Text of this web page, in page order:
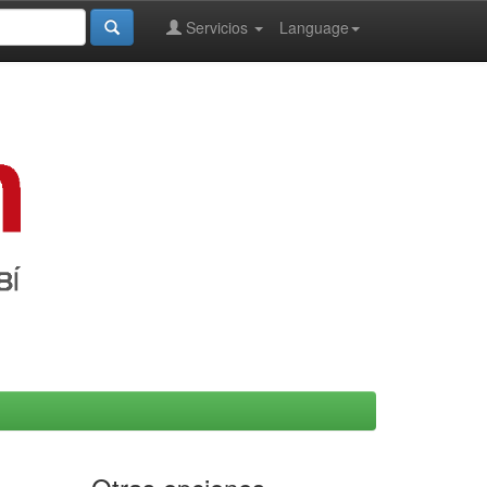
Language
Servicios